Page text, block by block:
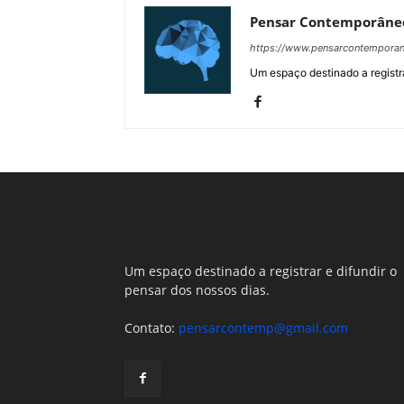
Pensar
https://
Um espaço destinado a
Um espaço destinado a registrar e difundir o
pensar dos nossos dias.
Contato: pensarcontemp@gmail.com